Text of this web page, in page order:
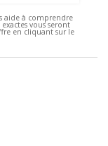
aide à comprendre
vous seront
en cliquant sur le